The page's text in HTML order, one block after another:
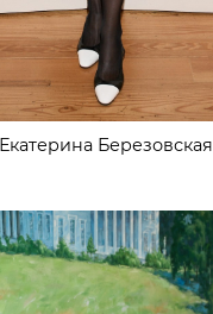
Екатерина Березовская